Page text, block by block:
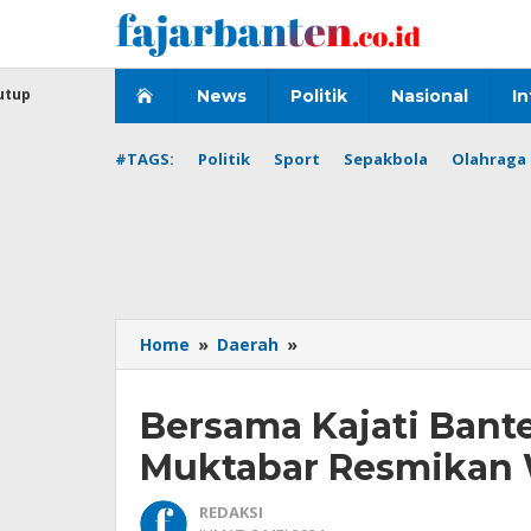
News Politik Nasional
#TAGS: Politik Sport Sepakbola
Home » Daerah »
Kajati
Pj.
Gubernur
Banten
Bersama Kajati
Muktabar Resmikan
REDAKSI